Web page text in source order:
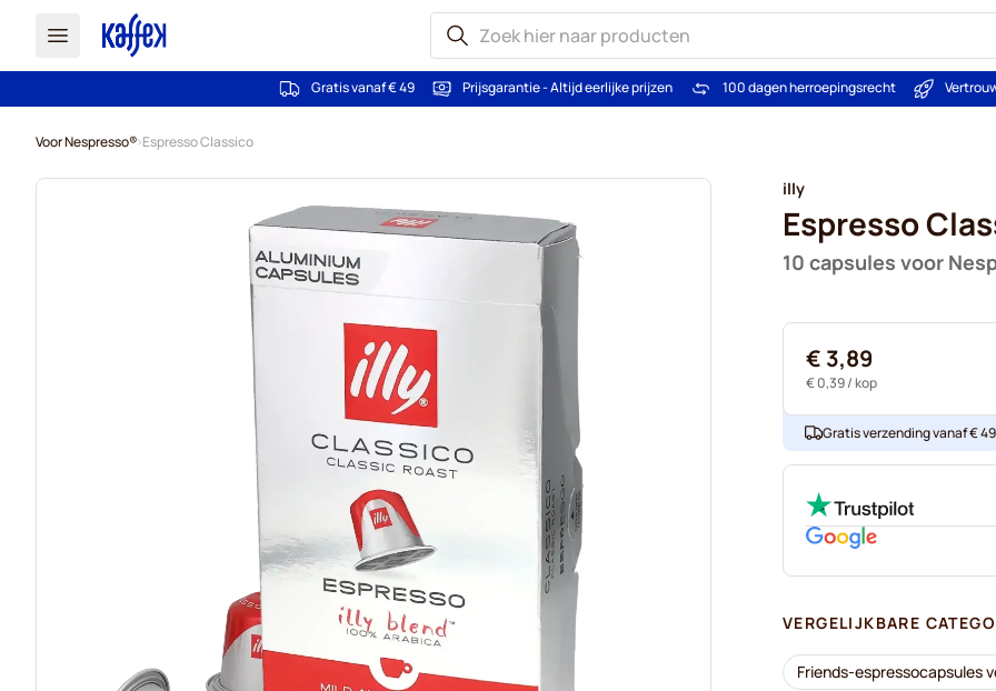
Gratis vanaf € 49 Prijsgarantie - Altijd eerlijke prijzen 100 dagen herroepingsrecht
Voor Nespresso® Espresso Classico
illy
Espresso
10 capsules voor
€ 3,89
€ 0,39/ kop
Gratis verzending vanaf €
VERGELIJKBARE
Friends-espressocapsules